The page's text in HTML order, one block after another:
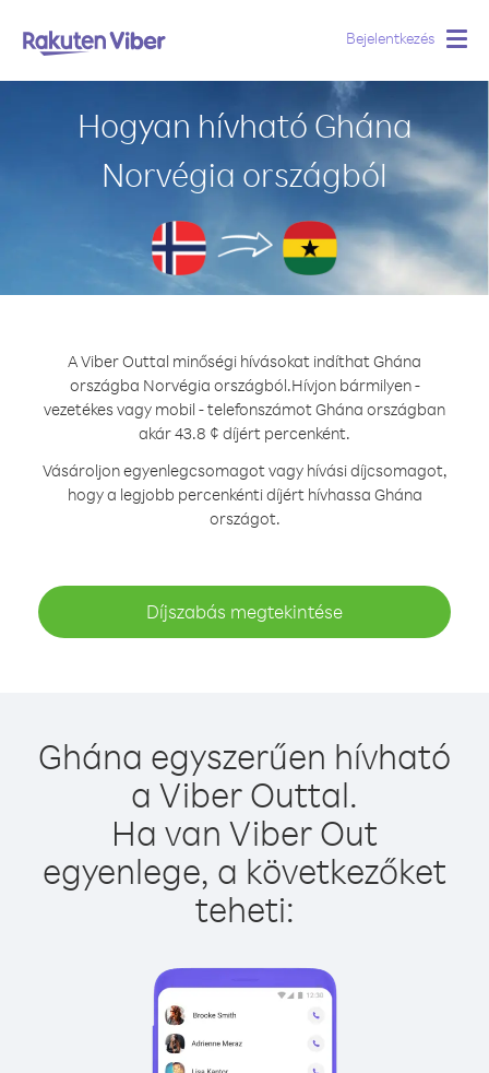
Bejelentkezés
Hogyan hívható Ghána
Norvégia országból
A Viber Outtal minőségi hívásokat indíthat Ghána
országba Norvégia országból.Hívjon bármilyen -
vezetékes vagy mobil - telefonszámot Ghána országban
akár 43.8 ¢ díjért percenként.
Vásároljon egyenlegcsomagot vagy hívási díjcsomagot,
hogy a legjobb percenkénti díjért hívhassa Ghána
országot.
Díjszabás megtekintése
Ghána egyszerűen hívható
a Viber Outtal.
Ha van Viber Out
egyenlege, a következőket
teheti: